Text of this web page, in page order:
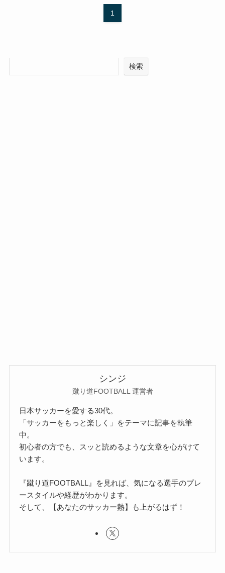
1
検索
シンジ
蹴り道FOOTBALL 運営者
日本サッカーを愛する30代。
「サッカーをもっと楽しく」をテーマに記事を執筆
中。
初心者の方でも、スッと読めるような文章を心がけて
います。
『蹴り道FOOTBALL』を見れば、気になる選手のプレ
ースタイルや経歴がわかります。
そして、【あなたのサッカー熱】も上がるはず！